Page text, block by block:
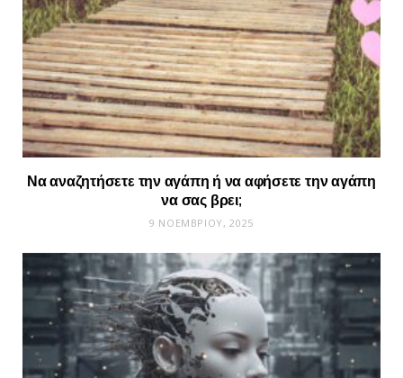
Να αναζητήσετε την αγάπη ή να αφήσετε την αγάπη
να σας βρει;
9 ΝΟΕΜΒΡΊΟΥ, 2025